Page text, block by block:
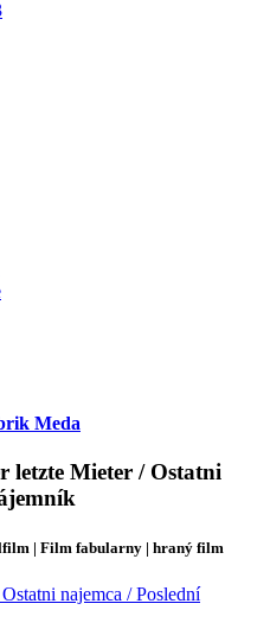
Meda
letzte Mieter / Ostatni
| Film fabularny | hraný film